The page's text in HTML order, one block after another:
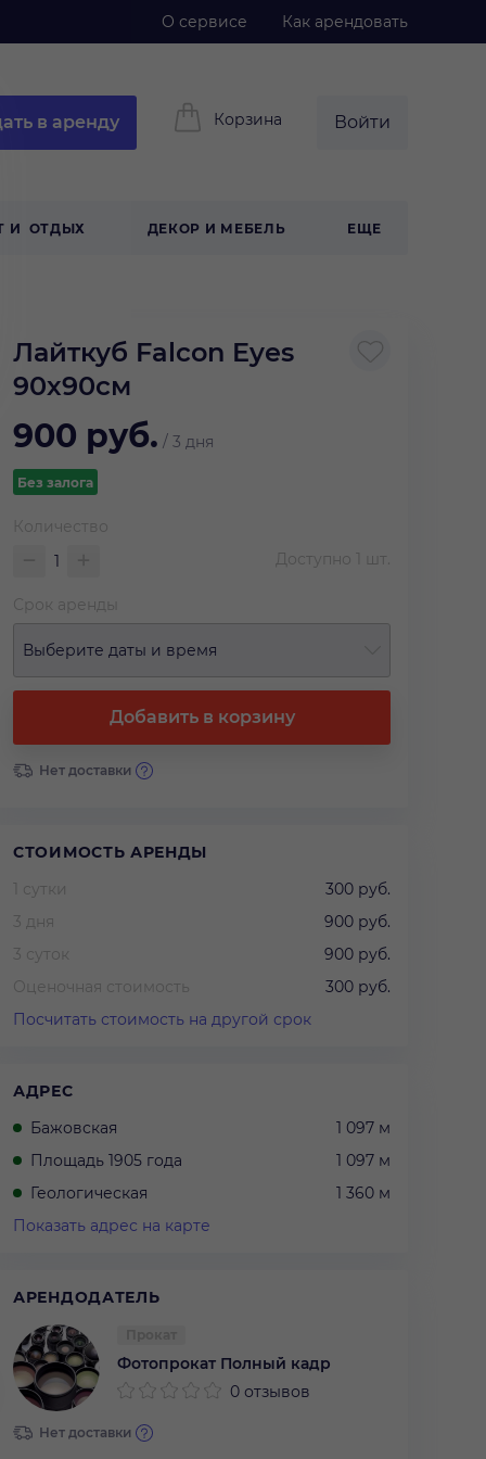
О сервисе Как арендовать
в аренду Корзина Войти
И ОТДЫХ ДЕКОР И МЕБЕЛЬ ЕЩЕ
Лайткуб Falcon Eyes
90х90см
900 руб. / 3 дня
Без залога
Количество
Доступно 1 шт.
Срок аренды
Выберите даты и время
Добавить в корзину
Нет доставки
СТОИМОСТЬ АРЕНДЫ
1 сутки
300 руб.
3 дня
900 руб.
3 суток
900 руб.
Оценочная стоимость
300 руб.
Посчитать стоимость на другой срок
АДРЕС
Бажовская
1 097 м
Площадь 1905 года
1 097 м
Геологическая
1 360 м
Показать адрес на карте
АРЕНДОДАТЕЛЬ
Фотопрокат Полный кадр
0 отзывов
Нет доставки